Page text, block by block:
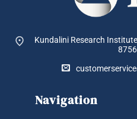
Kundalini Research
Navigation